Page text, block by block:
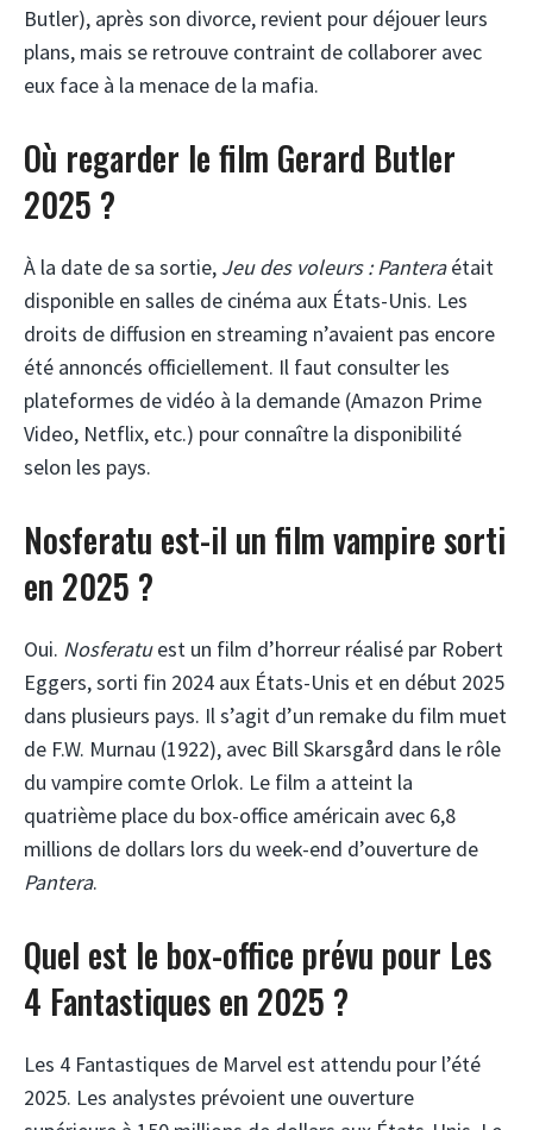
Butler), après son divorce, revient pour déjouer leurs
plans, mais se retrouve contraint de collaborer avec
eux face à la menace de la mafia.
Où regarder le film Gerard Butler
2025 ?
À la date de sa sortie, Jeu des voleurs : Panteraétait
disponible en salles de cinéma aux États-Unis. Les
droits de diffusion en streaming n’avaient pas encore
été annoncés officiellement. Il faut consulter les
plateformes de vidéo à la demande (Amazon Prime
Video, Netflix, etc.) pour connaître la disponibilité
selon les pays.
Nosferatu est-il un film vampire sorti
en 2025 ?
Oui. Nosferatuest un film d’horreur réalisé par Robert
Eggers, sorti fin 2024 aux États-Unis et en début 2025
dans plusieurs pays. Il s’agit d’un remake du film muet
de F.W. Murnau (1922), avec Bill Skarsgård dans le rôle
du vampire comte Orlok. Le film a atteint la
quatrième place du box-office américain avec 6,8
millions de dollars lors du week-end d’ouverture de
Pantera.
Quel est le box-office prévu pour Les
4 Fantastiques en 2025 ?
Les 4 Fantastiques de Marvel est attendu pour l’été
2025. Les analystes prévoient une ouverture